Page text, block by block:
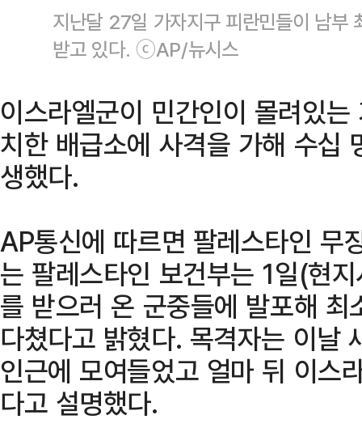
지난달 27일 가자지구 피란민들이 남부
받고 있다. ⓒAP/뉴시스
이스라엘군이 민간인이 몰려있
치한 배급소에 사격을 가해 수십
생했다.
AP통신에 따르면 팔레스타인 무
는 팔레스타인 보건부는 1일(현
를 받으러 온 군중들에 발포해
다쳤다고 밝혔다. 목격자는 이날
인근에 모여들었고 얼마 뒤 이스
다고 설명했다.